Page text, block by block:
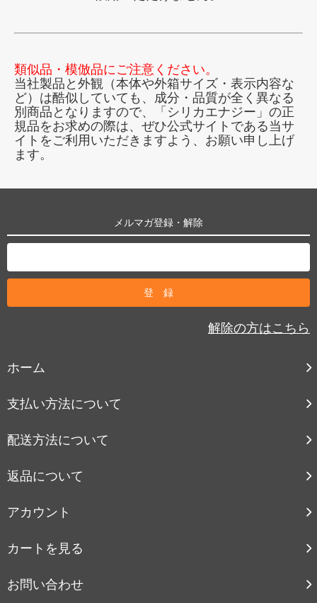
類似品・模倣品にご注意ください。
当社製品と外観（本体や外箱サイズ・表示内容な
ど）は酷似していても、成分・品質が全く異なる
別商品となりますので、「シリカエナジー」の正
規品をお求めの際は、ぜひ公式サイトである当サ
イトをご利用いただきますよう、お願い申し上げ
ます。
メルマガ登録・解除
解除の方はこちら
ホーム
支払い方法について
配送方法について
返品について
アカウント
カートを見る
お問い合わせ